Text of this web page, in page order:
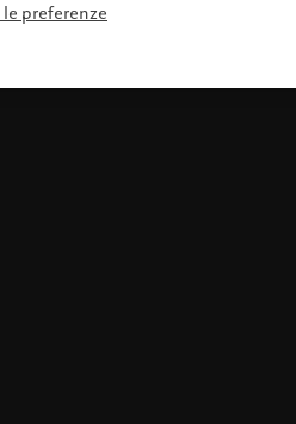
preferenze